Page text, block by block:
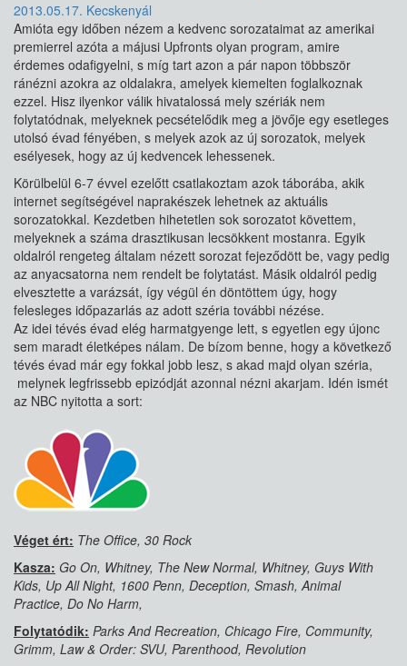
2013.05.17. Kecskenyál
Amióta egy időben nézem a kedvenc sorozataimat az amerikai
premierrel azóta a májusi Upfronts olyan program, amire
érdemes odafigyelni, s míg tart azon a pár napon többször
ránézni azokra az oldalakra, amelyek kiemelten foglalkoznak
ezzel. Hisz ilyenkor válik hivatalossá mely szériák nem
folytatódnak, melyeknek pecsételődik meg a jövője egy esetleges
utolsó évad fényében, s melyek azok az új sorozatok, melyek
esélyesek, hogy az új kedvencek lehessenek.
Körülbelül 6-7 évvel ezelőtt csatlakoztam azok táborába, akik
internet segítségével naprakészek lehetnek az aktuális
sorozatokkal. Kezdetben hihetetlen sok sorozatot követtem,
melyeknek a száma drasztikusan lecsökkent mostanra. Egyik
oldalról rengeteg általam nézett sorozat fejeződött be, vagy pedig
az anyacsatorna nem rendelt be folytatást. Másik oldalról pedig
elvesztette a varázsát, így végül én döntöttem úgy, hogy
felesleges időpazarlás az adott széria további nézése.
Az idei tévés évad elég harmatgyenge lett, s egyetlen egy újonc
sem maradt életképes nálam. De bízom benne, hogy a következő
tévés évad már egy fokkal jobb lesz, s akad majd olyan széria,
melynek legfrissebb epizódját azonnal nézni akarjam. Idén ismét
az NBC nyitotta a sort:
Véget ért: The Office, 30 Rock
Kasza: Go On, Whitney, The New Normal, Whitney, Guys With
Kids, Up All Night, 1600 Penn, Deception, Smash, Animal
Practice, Do No Harm,
Folytatódik: Parks And Recreation, Chicago Fire, Community,
Grimm, Law & Order: SVU, Parenthood, Revolution